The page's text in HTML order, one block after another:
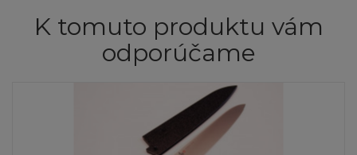
K tomuto produktu vám
odporúčame